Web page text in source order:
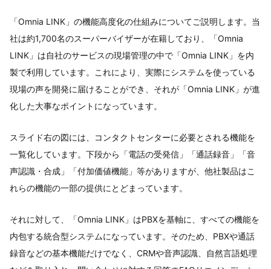
「Omnia LINK」の機能高度化の仕組みについてご説明します。当
社は約1,700名のスーパーバイザーが在籍しており、「Omnia
LINK」は自社のサービスの現場管理の中で「Omnia LINK」を内
製で利用しています。これにより、実際にシステムを使っている
現場の声を開発に届けることができ、それが「Omnia LINK」が進
化した大事なポイントになっています。
スライド右の図には、コンタクトセンターに必要とされる機能を
一覧化しています。下段から「電話の受発信」「通話録音」「音
声認識・合成」「付加価値機能」等がありますが、他社製品はこ
れらの機能の一部の提供にとどまっています。
それに対して、「Omnia LINK」はPBXを基軸に、すべての機能を
内包する統合型システムになっています。そのため、PBXや通話
録音などの基本機能だけでなく、CRMや音声認識、自然言語処理